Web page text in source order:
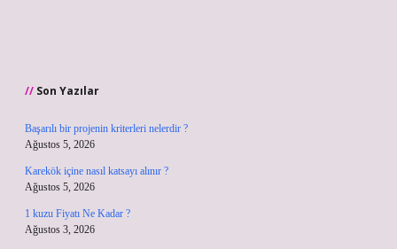
Son Yazılar
Başarılı bir projenin kriterleri nelerdir ?
Ağustos 5, 2026
Karekök içine nasıl katsayı alınır ?
Ağustos 5, 2026
1 kuzu Fiyatı Ne Kadar ?
Ağustos 3, 2026